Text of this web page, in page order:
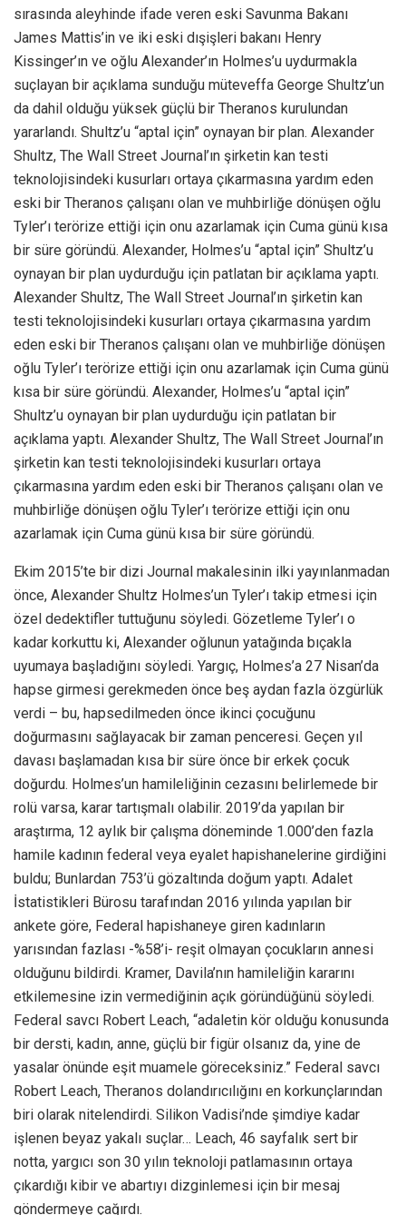
sırasında aleyhinde ifade veren eski Savunma Bakanı
James Mattis’in ve iki eski dışişleri bakanı Henry
Kissinger’ın ve oğlu Alexander’ın Holmes’u uydurmakla
suçlayan bir açıklama sunduğu müteveffa George Shultz’un
da dahil olduğu yüksek güçlü bir Theranos kurulundan
yararlandı. Shultz’u “aptal için” oynayan bir plan. Alexander
Shultz, The Wall Street Journal’ın şirketin kan testi
teknolojisindeki kusurları ortaya çıkarmasına yardım eden
eski bir Theranos çalışanı olan ve muhbirliğe dönüşen oğlu
Tyler’ı terörize ettiği için onu azarlamak için Cuma günü kısa
bir süre göründü. Alexander, Holmes’u “aptal için” Shultz’u
oynayan bir plan uydurduğu için patlatan bir açıklama yaptı.
Alexander Shultz, The Wall Street Journal’ın şirketin kan
testi teknolojisindeki kusurları ortaya çıkarmasına yardım
eden eski bir Theranos çalışanı olan ve muhbirliğe dönüşen
oğlu Tyler’ı terörize ettiği için onu azarlamak için Cuma günü
kısa bir süre göründü. Alexander, Holmes’u “aptal için”
Shultz’u oynayan bir plan uydurduğu için patlatan bir
açıklama yaptı. Alexander Shultz, The Wall Street Journal’ın
şirketin kan testi teknolojisindeki kusurları ortaya
çıkarmasına yardım eden eski bir Theranos çalışanı olan ve
muhbirliğe dönüşen oğlu Tyler’ı terörize ettiği için onu
azarlamak için Cuma günü kısa bir süre göründü.
Ekim 2015’te bir dizi Journal makalesinin ilki yayınlanmadan
önce, Alexander Shultz Holmes’un Tyler’ı takip etmesi için
özel dedektifler tuttuğunu söyledi. Gözetleme Tyler’ı o
kadar korkuttu ki, Alexander oğlunun yatağında bıçakla
uyumaya başladığını söyledi. Yargıç, Holmes’a 27 Nisan’da
hapse girmesi gerekmeden önce beş aydan fazla özgürlük
verdi – bu, hapsedilmeden önce ikinci çocuğunu
doğurmasını sağlayacak bir zaman penceresi. Geçen yıl
davası başlamadan kısa bir süre önce bir erkek çocuk
doğurdu. Holmes’un hamileliğinin cezasını belirlemede bir
rolü varsa, karar tartışmalı olabilir. 2019’da yapılan bir
araştırma, 12 aylık bir çalışma döneminde 1.000’den fazla
hamile kadının federal veya eyalet hapishanelerine girdiğini
buldu; Bunlardan 753’ü gözaltında doğum yaptı. Adalet
İstatistikleri Bürosu tarafından 2016 yılında yapılan bir
ankete göre, Federal hapishaneye giren kadınların
yarısından fazlası -%58’i- reşit olmayan çocukların annesi
olduğunu bildirdi. Kramer, Davila’nın hamileliğin kararını
etkilemesine izin vermediğinin açık göründüğünü söyledi.
Federal savcı Robert Leach, “adaletin kör olduğu konusunda
bir dersti, kadın, anne, güçlü bir figür olsanız da, yine de
yasalar önünde eşit muamele göreceksiniz.” Federal savcı
Robert Leach, Theranos dolandırıcılığını en korkunçlarından
biri olarak nitelendirdi. Silikon Vadisi’nde şimdiye kadar
işlenen beyaz yakalı suçlar… Leach, 46 sayfalık sert bir
notta, yargıcı son 30 yılın teknoloji patlamasının ortaya
çıkardığı kibir ve abartıyı dizginlemesi için bir mesaj
göndermeye çağırdı.